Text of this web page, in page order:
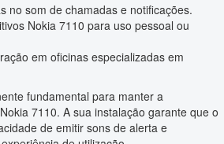
no som de chamadas e notificações.
Nokia 7110 para uso pessoal ou
em oficinas especializadas em
fundamental para manter a
7110. A sua instalação garante que o
de emitir sons de alerta e